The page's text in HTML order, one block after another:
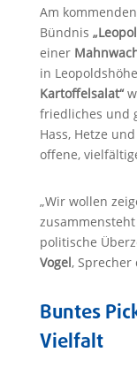
Am
Bündnis
einer
in
Kartoffelsalat“
friedliches und
Hass, Hetze
offene,
„Wir wollen
politische
Vogel, Sprecher
Buntes
Vielfalt